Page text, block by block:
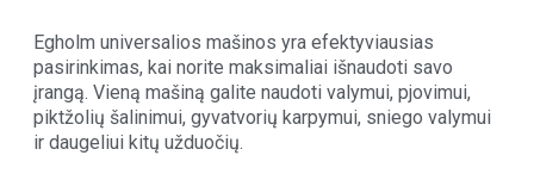
Egholm universalios mašinos yra efektyviausias
pasirinkimas, kai norite maksimaliai išnaudoti savo
įrangą. Vieną mašiną galite naudoti valymui, pjovimui,
piktžolių šalinimui, gyvatvorių karpymui, sniego valymui
ir daugeliui kitų užduočių.